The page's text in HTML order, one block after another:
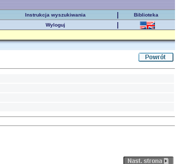
Instrukcja wyszukiwania
Biblioteka
Wyloguj